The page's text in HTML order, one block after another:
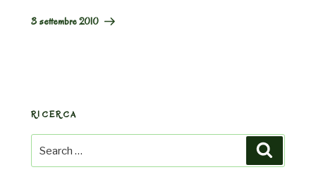
3 settembre 2010
RICERCA
Search
for: